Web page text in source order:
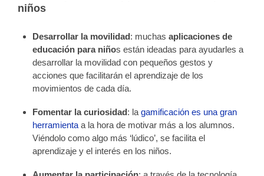
niños
Desarrollar la movilidad: muchas aplicaciones de
educación para niños están ideadas para ayudarles a
desarrollar la movilidad con pequeños gestos y
acciones que facilitarán el aprendizaje de los
movimientos de cada día.
Fomentar la curiosidad: lagamificación es una gran
herramienta a la hora de motivar más a los alumnos.
Viéndolo como algo más ‘lúdico’, se facilita el
aprendizaje y el interés en los niños.